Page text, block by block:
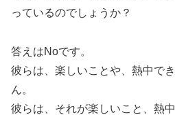
っているのでしょうか？
答えはNoです。
彼らは、楽しいことや、熱中で
ん。
彼らは、それが楽しいこと、熱